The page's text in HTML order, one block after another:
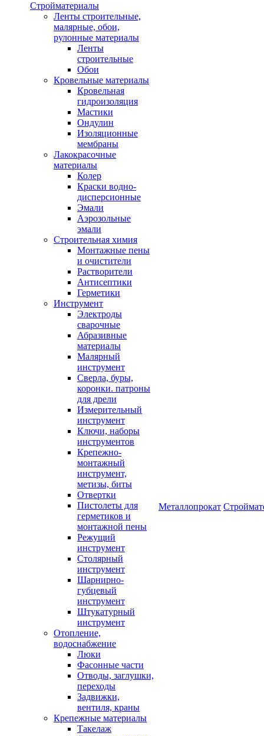
Стройматериалы
Ленты строительные,
малярные, обои,
рулонные материалы
Ленты
строительные
Обои
Кровельные материалы
Кровельная
гидроизоляция
Мастики
Ондулин
Изоляционные
мембраны
Лакокрасочные
материалы
Колер
Краски водно-
дисперсионные
Эмали
Аэрозольные
эмали
Строительная химия
Монтажные пены
и очистители
Растворители
Антисептики
Герметики
Инструмент
Электроды
сварочные
Абразивные
материалы
Малярный
инструмент
Сверла, буры,
коронки. патроны
для дрели
Измерительный
инструмент
Ключи, наборы
инструментов
Крепежно-
монтажный
инструмент,
метизы, биты
Отвертки
Пистолеты для
герметиков и
монтажной пены
Режущий
инструмент
Столярный
инструмент
Шарнирно-
губцевый
инструмент
Штукатурный
инструмент
Отопление,
водоснабжение
Люки
Фасонные части
Отводы, заглушки,
переходы
Задвижки,
вентиля, краны
Крепежные материалы
Такелаж
Металлопрокат